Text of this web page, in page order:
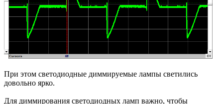
При этом светодиодные диммируемые лампы светились
довольно ярко.
Для диммирования светодиодных ламп важно, чтобы